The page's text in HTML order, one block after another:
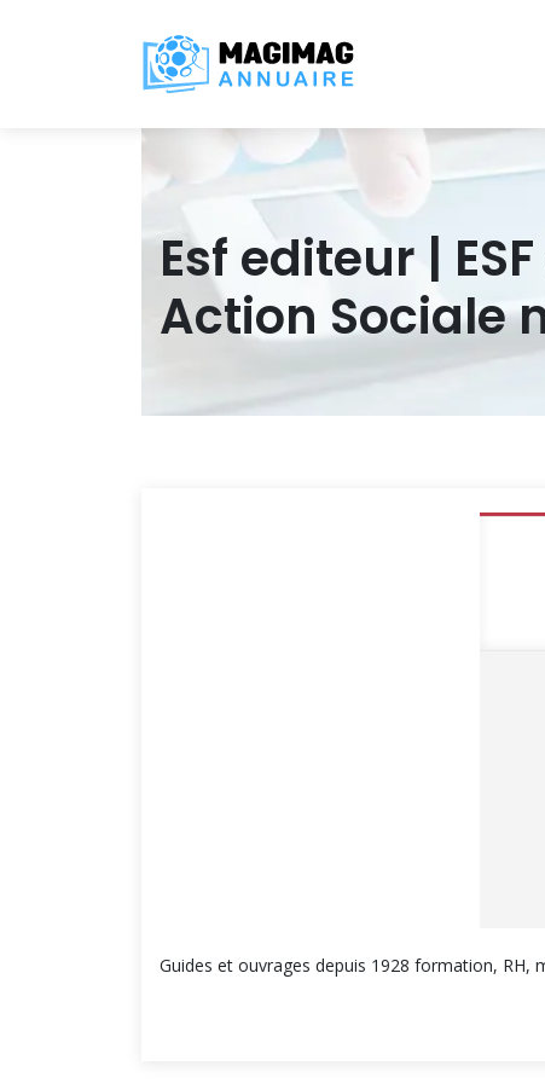
Esf editeur |
Action Sociale
Guides et ouvrages depuis 1928 formation,